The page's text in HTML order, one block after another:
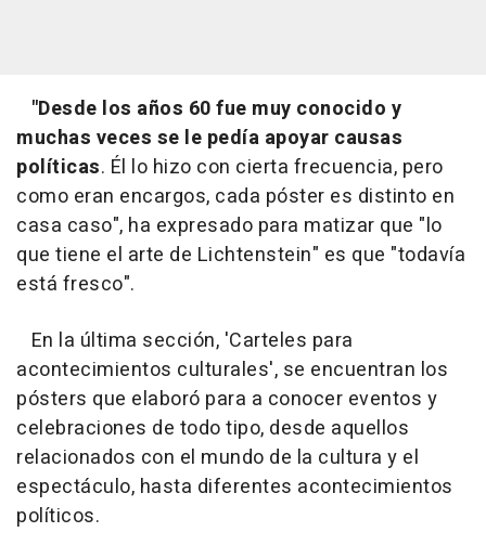
"Desde los años 60 fue muy conocido y
muchas veces se le pedía apoyar causas
políticas. Él lo hizo con cierta frecuencia, pero
como eran encargos, cada póster es distinto en
casa caso", ha expresado para matizar que "lo
que tiene el arte de Lichtenstein" es que "todavía
está fresco".
En la última sección, 'Carteles para
acontecimientos culturales', se encuentran los
pósters que elaboró para a conocer eventos y
celebraciones de todo tipo, desde aquellos
relacionados con el mundo de la cultura y el
espectáculo, hasta diferentes acontecimientos
políticos.